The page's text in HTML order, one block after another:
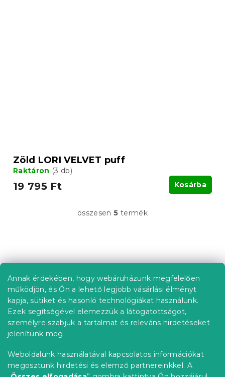
Annak érdekében, hogy webáruházunk megfelelően
működjön, és Ön a lehető legjobb vásárlási élményt
kapja, sütiket és hasonló technológiákat használunk.
Ezek segítségével elemezzük a látogatottságot,
személyre szabjuk a tartalmat és releváns hirdetéseket
jelenítünk meg.
Weboldalunk használatával kapcsolatos információkat
megosztunk hirdetési és elemző partnereinkkel. A
Zöld LORI VELVET puff
Raktáron (3 db)
19 795 Ft Kosárba
L
i
r
á
n
y
í
t
e
l
e
összesen5 termék
á
Információ az Ön számára
Rendelés követése
Szállítási lehetőségek
Fizetési lehetőségek
Reklamáció és áruvisszaküldés
Elérhetőség
Általános szerződési feltételek